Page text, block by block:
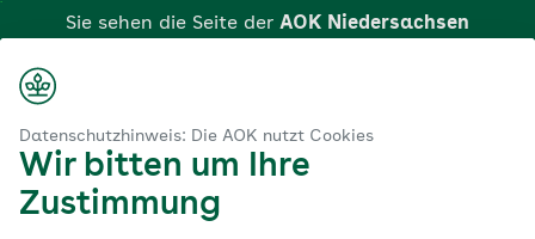
Datenschutzhinweis: Die AOK nutzt Cookies
Wir bitten um Ihre
Zustimmung
Hauptinhalt
springen
Sie sehen die Seite der AOK Niedersachsen
Klicken Sie hier, wenn Sie zu einer anderen AOK
wechseln möchten.
Antrag auf